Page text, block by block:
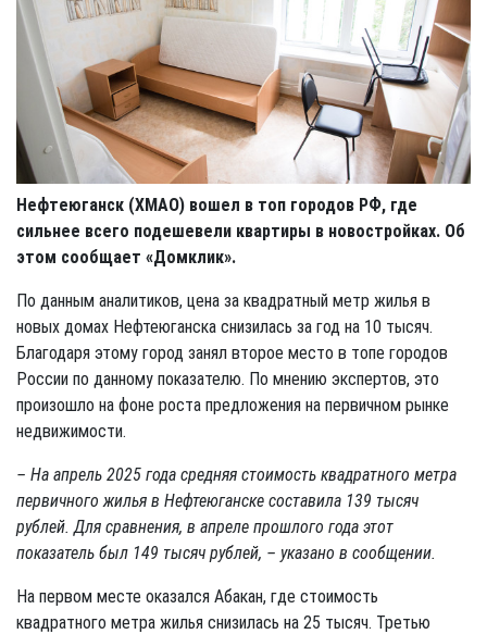
Нефтеюганск (ХМАО) вошел в топ городов РФ, где
сильнее всего подешевели квартиры в новостройках. Об
этом сообщает «Домклик».
По данным аналитиков, цена за квадратный метр жилья в
новых домах Нефтеюганска снизилась за год на 10 тысяч.
Благодаря этому город занял второе место в топе городов
России по данному показателю. По мнению экспертов, это
произошло на фоне роста предложения на первичном рынке
недвижимости.
– На апрель 2025 года средняя стоимость квадратного метра
первичного жилья в Нефтеюганске составила 139 тысяч
рублей. Для сравнения, в апреле прошлого года этот
показатель был 149 тысяч рублей, – указано в сообщении.
На первом месте оказался Абакан, где стоимость
квадратного метра жилья снизилась на 25 тысяч. Третью